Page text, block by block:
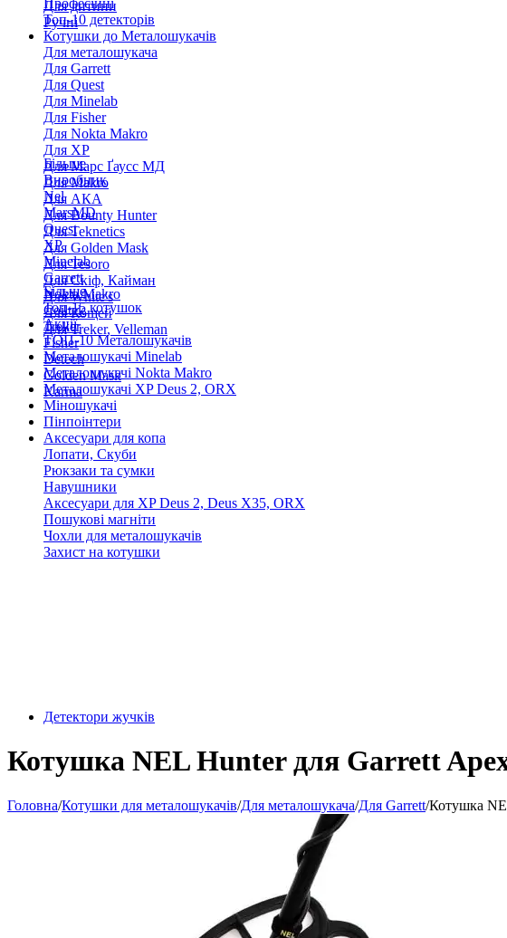
Для дитини
Ручні
Професійні
Топ-10 детекторів
Котушки до Металошукачів
Для металошукача
Для Garrett
Для Quest
Для Minelab
Для Fisher
Для Nokta Makro
Для XP
Для Марс Ґаусс МД
Для Makro
Для АКА
Для Bounty Hunter
Для Teknetics
Для Golden Mask
Для Tesoro
Для Скіф, Кайман
Для White's
Для Кощей
Для Treker, Velleman
Більше
Виробник
Nel
MarsMD
Quest
XP
Minelab
Garrett
Nokta Makro
Coiltek
Treker
Fisher
Detech
Golden Mask
Karma
Більше
Топ-15 котушок
Акції
ТОП-10 Металошукачів
Металошукачі Minelab
Металошукачі Nokta Makro
Металошукачі XP Deus 2, ORX
Міношукачі
Пінпоінтери
Аксесуари для копа
Лопати, Скуби
Рюкзаки та сумки
Навушники
Аксесуари для XP Deus 2, Deus X35, ORX
Пошукові магніти
Чохли для металошукачів
Захист на котушки
Детектори жучків
Котушка NEL Hunter для Garrett
Головна/Котушки для металошукачів/Для металошукача/Для Garrett/Котушка